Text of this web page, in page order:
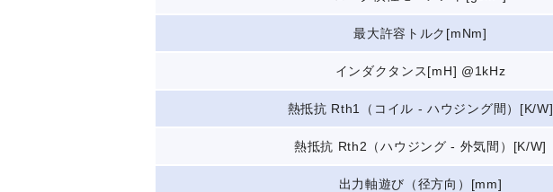
最大許容トルク[mNm]
インダクタンス[mH] @1kHz
熱抵抗 Rth1（コイル - ハウジング間）[K/W]
熱抵抗 Rth2（ハウジング - 外気間）[K/W]
出力軸遊び（径方向）[mm]